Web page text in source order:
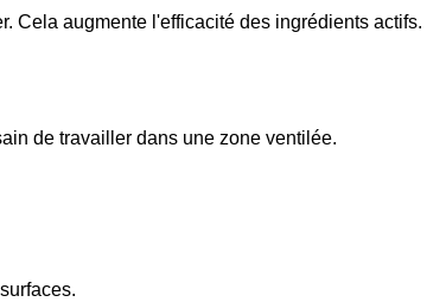
Cela augmente l'efficacité des ingrédients actifs.
de travailler dans une zone ventilée.